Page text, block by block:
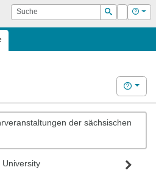
Suche
Suchen
Login Hilfe
Hilfe
der sächsischen
University